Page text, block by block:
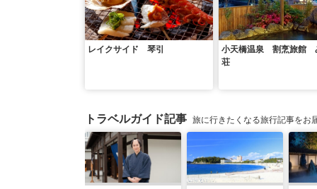
レイクサイド 琴引
小天橋温泉 割烹旅館
荘
トラベルガイド記事 旅に行きたくなる旅行記事をお